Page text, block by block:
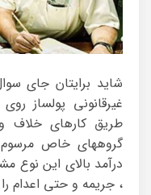
شاید برایتان جای
غیرقانونی پولساز
طریق کارهای خلاف
گروههای خاص مرسوم
درآمد بالای این نوع
، جریمه و حتی اعدام